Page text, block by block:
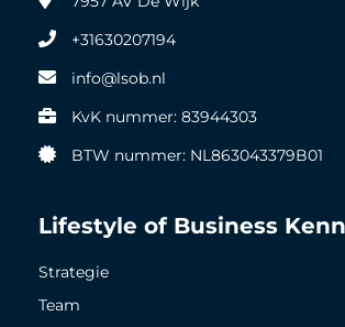
+31630207194
info@lsob.nl
KvK nummer: 83944303
BTW nummer: NL863043379B01
Lifestyle of Business
Strategie
Team